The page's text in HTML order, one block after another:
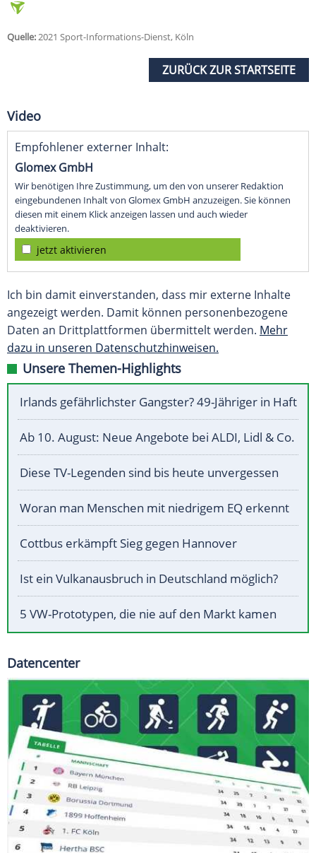
Quelle:2021 Sport-Informations-Dienst, Köln
ZURÜCK ZUR STARTSEITE
Video
Empfohlener externer Inhalt:
Glomex GmbH
Wir benötigen Ihre Zustimmung, um den von unserer Redaktion
eingebundenen Inhalt von Glomex GmbH anzuzeigen. Sie können
diesen mit einem Klick anzeigen lassen und auch wieder
deaktivieren.
jetzt aktivieren
Ich bin damit einverstanden, dass mir externe Inhalte
angezeigt werden. Damit können personenbezogene
Daten an Drittplattformen übermittelt werden. Mehr
dazu in unseren Datenschutzhinweisen.
Unsere Themen-Highlights
Irlands gefährlichster Gangster? 49-Jähriger in Haft
Ab 10. August: Neue Angebote bei ALDI, Lidl & Co.
Diese TV-Legenden sind bis heute unvergessen
Woran man Menschen mit niedrigem EQ erkennt
Cottbus erkämpft Sieg gegen Hannover
Ist ein Vulkanausbruch in Deutschland möglich?
5 VW-Prototypen, die nie auf den Markt kamen
Datencenter